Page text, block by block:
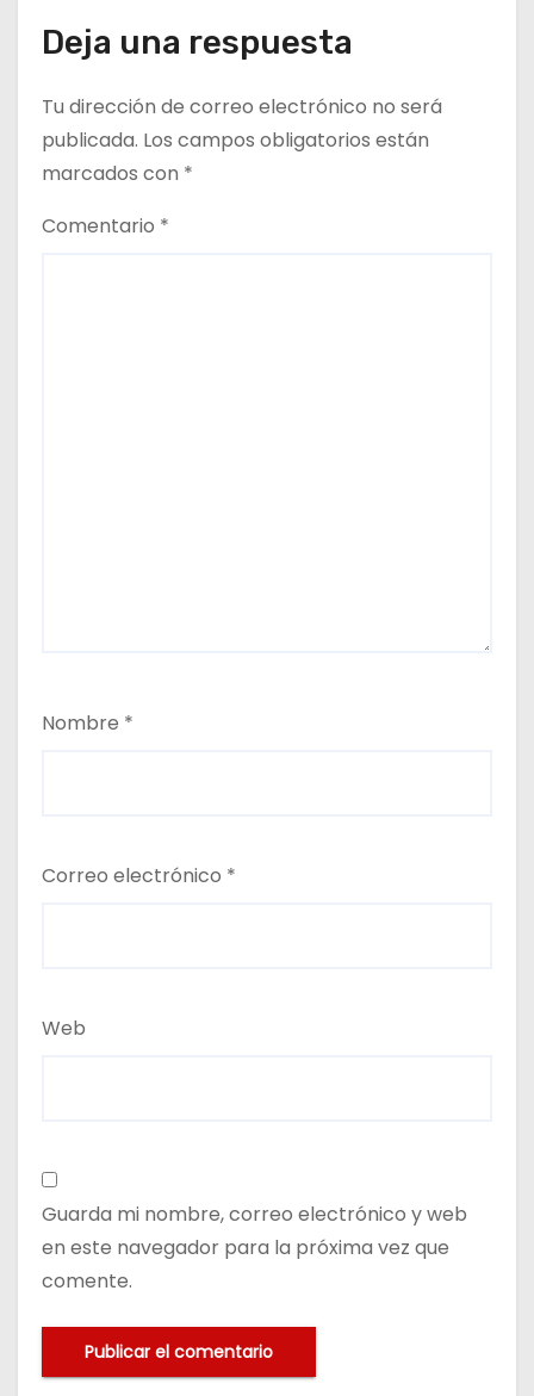
Deja una respuesta
Tu dirección de correo electrónico no será
publicada. Los campos obligatorios están
marcados con *
Comentario *
Nombre *
Correo electrónico *
Web
Guarda mi nombre, correo electrónico y web
en este navegador para la próxima vez que
comente.